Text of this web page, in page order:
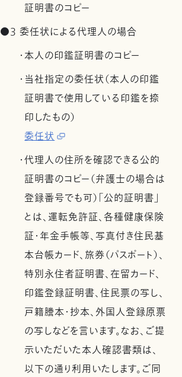
証明書のコピー
●3 委任状による代理人の場合
・本人の印鑑証明書のコピー
・当社指定の委任状（本人の印鑑
証明書で使用している印鑑を捺
印したもの）
委任状
・代理人の住所を確認できる公的
証明書のコピー（弁護士の場合は
登録番号でも可）「公的証明書」
とは、運転免許証、各種健康保険
証・年金手帳等、写真付き住民基
本台帳カード、旅券（パスポート）、
特別永住者証明書、在留カード、
印鑑登録証明書、住民票の写し、
戸籍謄本・抄本、外国人登録原票
の写しなどを言います。なお、ご提
示いただいた本人確認書類は、
以下の通り利用いたします。ご同